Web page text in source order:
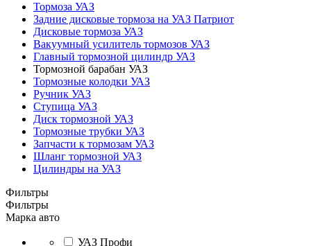
Тормоза УАЗ
Задние дисковые тормоза на УАЗ Патриот
Дисковые тормоза УАЗ
Вакуумный усилитель тормозов УАЗ
Главный тормозной цилиндр УАЗ
Тормозной барабан УАЗ
Тормозные колодки УАЗ
Ручник УАЗ
Ступица УАЗ
Диск тормозной УАЗ
Тормозные трубки УАЗ
Запчасти к тормозам УАЗ
Шланг тормозной УАЗ
Цилиндры на УАЗ
Фильтры
Фильтры
Марка авто
УАЗ Профи